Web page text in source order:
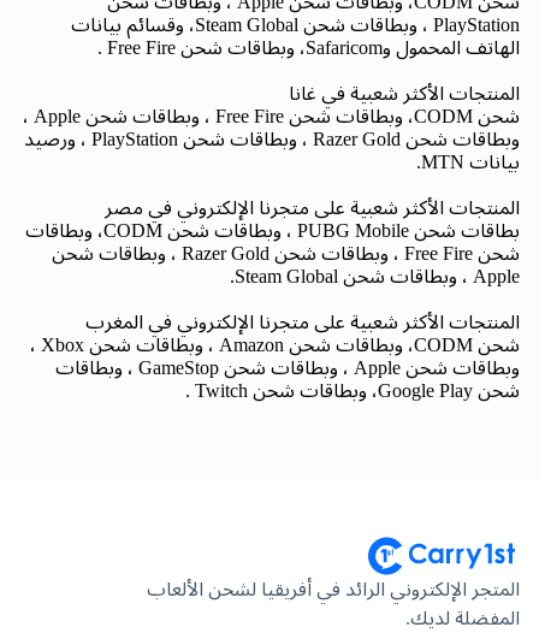
PlayStation ، وبطاقات شحن Steam Global، وقسائم بيانات
الهاتف المحمول وSafaricom، وبطاقات شحن Free Fire .
المنتجات الأكثر شعبية في غانا
شحن CODM، وبطاقات شحن Free Fire ، وبطاقات شحن Apple ،
وبطاقات شحن Razer Gold ، وبطاقات شحن PlayStation ، ورصيد
بيانات MTN.
المنتجات الأكثر شعبية على متجرنا الإلكتروني في مصر
بطاقات شحن PUBG Mobile ، وبطاقات شحن CODM، وبطاقات
شحن Free Fire ، وبطاقات شحن Razer Gold ، وبطاقات شحن
Apple ، وبطاقات شحن Steam Global.
المنتجات الأكثر شعبية على متجرنا الإلكتروني في المغرب
شحن CODM، وبطاقات شحن Amazon ، وبطاقات شحن Xbox ،
وبطاقات شحن Apple ، وبطاقات شحن GameStop ، وبطاقات
شحن Google Play، وبطاقات شحن Twitch .
المتجر الإلكتروني الرائد في أفريقيا لشحن الألعاب
المفضلة لديك.